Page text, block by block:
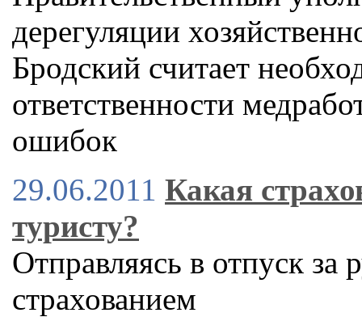
дерегуляции
Бродский считает
ответственности
ошибок
29.06.2011 Какая
туристу?
Отправляясь в отпуск за
страхованием